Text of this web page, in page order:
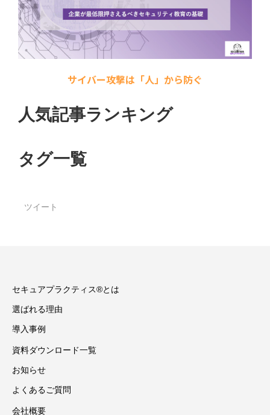
サイバー攻撃は「人」から防ぐ
人気記事ランキング
タグ一覧
ツイート
セキュアプラクティス®とは
選ばれる理由
導入事例
資料ダウンロード一覧
お知らせ
よくあるご質問
会社概要